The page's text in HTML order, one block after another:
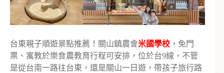
台東親子順遊景點推薦！關山鎮農會米國學校 ，免門
票、寓教於樂食農教育行程可安排，位於台9線，不管
是從台南一路往台東，還是關山一日遊，帶孩子旅行路